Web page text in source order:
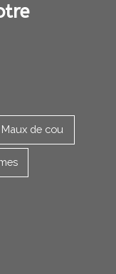
Maux de cou